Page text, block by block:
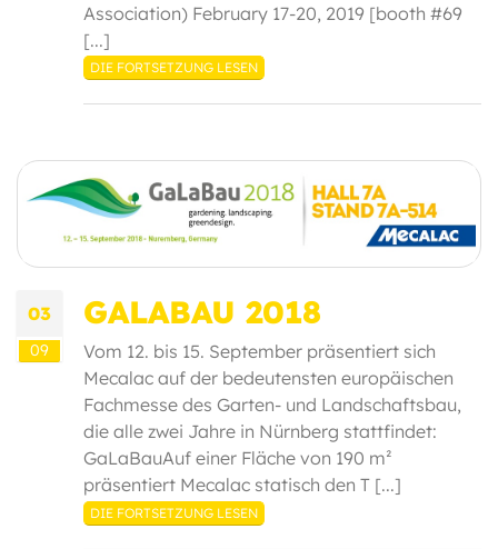
Association) February 17-20, 2019 [booth #69
[...]
DIE FORTSETZUNG LESEN
03
09
GALABAU 2018
Vom 12. bis 15. September präsentiert sich
Mecalac auf der bedeutensten europäischen
Fachmesse des Garten- und Landschaftsbau,
die alle zwei Jahre in Nürnberg stattfindet:
GaLaBauAuf einer Fläche von 190 m²
präsentiert Mecalac statisch den T [...]
DIE FORTSETZUNG LESEN